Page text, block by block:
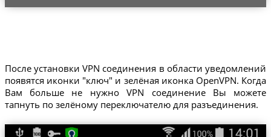
После установки VPN соединения в области уведомлений
появятся иконки "ключ" и зелёная иконка OpenVPN. Когда
Вам больше не нужно VPN соединение Вы можете
тапнуть по зелёному переключателю для разъединения.